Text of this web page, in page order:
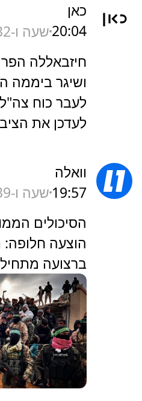
כאן
20:04שעה ו-32 דק'
חיזבאללה
ושיגר ביממה
לעבר כוח
לעדכן את
וואלה
19:57 שעה ו-39 דק'
הסיכולים
הוצעה
ברצועה